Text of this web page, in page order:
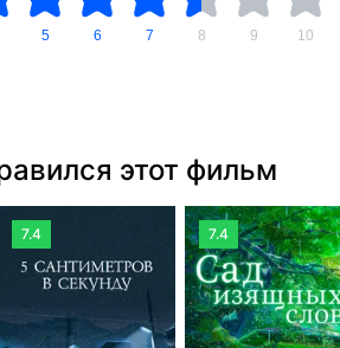
5 6 7 8 9 10
этот фильм
7.4 7.4